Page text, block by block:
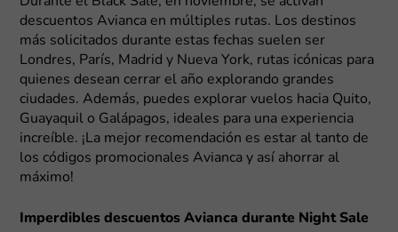
descuentos Avianca en múltiples rutas. Los destinos
más solicitados durante estas fechas suelen ser
Londres, París, Madrid y Nueva York, rutas icónicas para
quienes desean cerrar el año explorando grandes
ciudades. Además, puedes explorar vuelos hacia Quito,
Guayaquil o Galápagos, ideales para una experiencia
increíble. ¡La mejor recomendación es estar al tanto de
los códigos promocionales Avianca y así ahorrar al
máximo!
Imperdibles descuentos Avianca durante Night Sale